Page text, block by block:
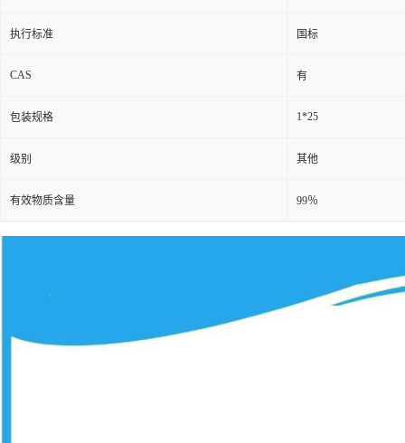
执行标准 国标
CAS 有
包装规格 1*25
级别 其他
有效物质含量 99％